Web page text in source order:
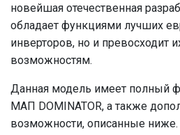
новейшая отечественная
обладает функциями лучших
инверторов, но и превосходит
возможностям.
Данная модель имеет полный
МАП DOMINATOR, а также
возможности, описанные ниже.